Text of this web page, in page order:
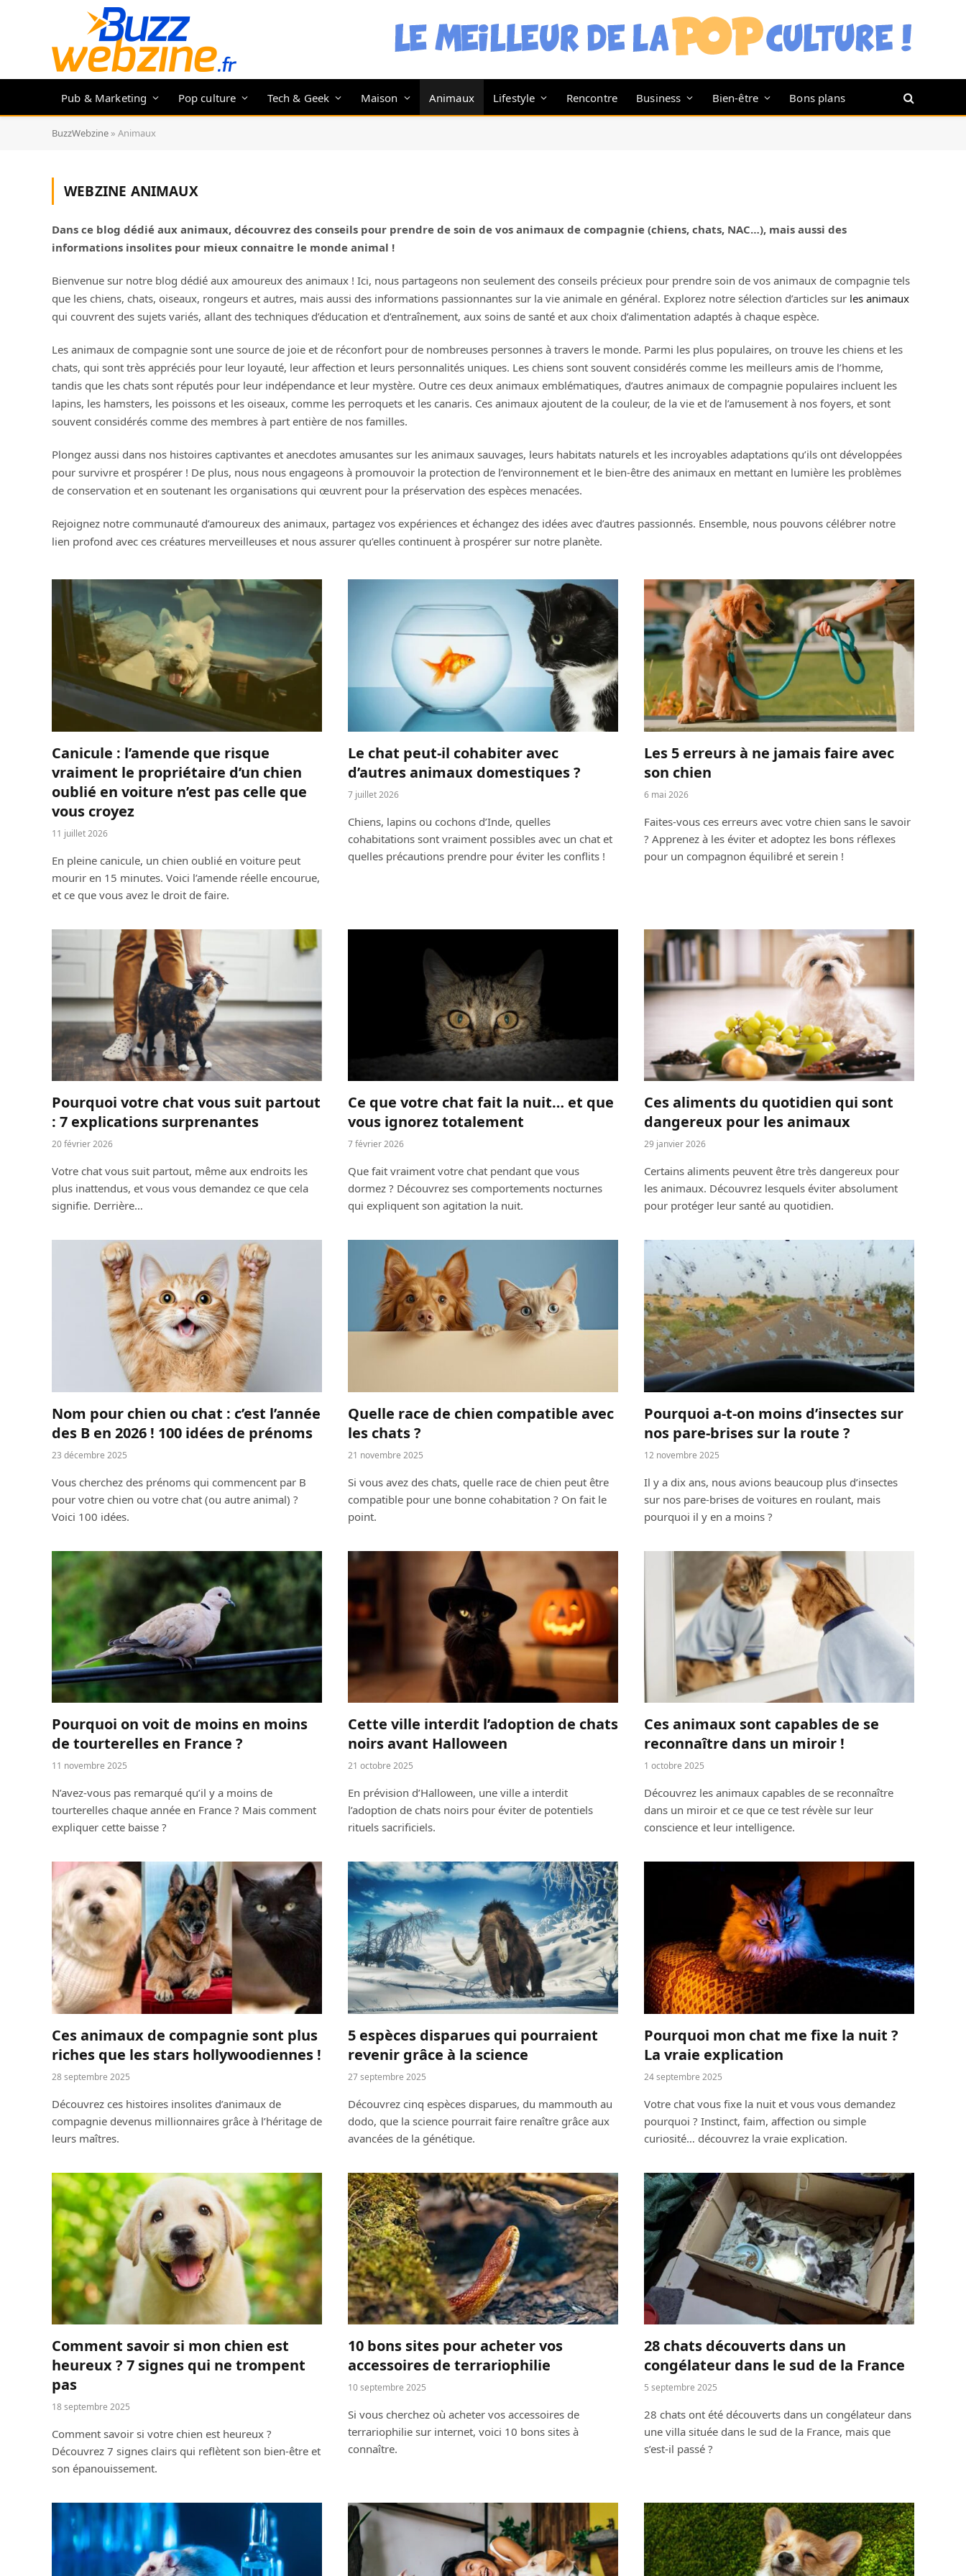
Pub & Marketing Pop culture Tech & Geek Maison Animaux Lifestyle Rencontre Business Bien-être Bons plans
BuzzWebzine » Animaux
WEBZINE ANIMAUX
Dans ce blog dédié aux animaux, découvrez des conseils pour prendre de soin de vos animaux de compagnie (chiens, chats, NAC…), mais aussi des
informations insolites pour mieux connaitre le monde animal !
Bienvenue sur notre blog dédié aux amoureux des animaux ! Ici, nous partageons non seulement des conseils précieux pour prendre soin de vos animaux de compagnie tels
que les chiens, chats, oiseaux, rongeurs et autres, mais aussi des informations passionnantes sur la vie animale en général. Explorez notre sélection d’articles sur les animaux
qui couvrent des sujets variés, allant des techniques d’éducation et d’entraînement, aux soins de santé et aux choix d’alimentation adaptés à chaque espèce.
Les animaux de compagnie sont une source de joie et de réconfort pour de nombreuses personnes à travers le monde. Parmi les plus populaires, on trouve les chiens et les
chats, qui sont très appréciés pour leur loyauté, leur affection et leurs personnalités uniques. Les chiens sont souvent considérés comme les meilleurs amis de l’homme,
tandis que les chats sont réputés pour leur indépendance et leur mystère. Outre ces deux animaux emblématiques, d’autres animaux de compagnie populaires incluent les
lapins, les hamsters, les poissons et les oiseaux, comme les perroquets et les canaris. Ces animaux ajoutent de la couleur, de la vie et de l’amusement à nos foyers, et sont
souvent considérés comme des membres à part entière de nos familles.
Plongez aussi dans nos histoires captivantes et anecdotes amusantes sur les animaux sauvages, leurs habitats naturels et les incroyables adaptations qu’ils ont développées
pour survivre et prospérer ! De plus, nous nous engageons à promouvoir la protection de l’environnement et le bien-être des animaux en mettant en lumière les problèmes
de conservation et en soutenant les organisations qui œuvrent pour la préservation des espèces menacées.
Rejoignez notre communauté d’amoureux des animaux, partagez vos expériences et échangez des idées avec d’autres passionnés. Ensemble, nous pouvons célébrer notre
lien profond avec ces créatures merveilleuses et nous assurer qu’elles continuent à prospérer sur notre planète.
Canicule : l’amende que risque
vraiment le propriétaire d’un chien
oublié en voiture n’est pas celle que
vous croyez
11 juillet 2026
En pleine canicule, un chien oublié en voiture peut
mourir en 15 minutes. Voici l’amende réelle encourue,
et ce que vous avez le droit de faire.
Le chat peut-il cohabiter avec
d’autres animaux domestiques ?
7 juillet 2026
Chiens, lapins ou cochons d’Inde, quelles
cohabitations sont vraiment possibles avec un chat et
quelles précautions prendre pour éviter les conflits !
Les 5 erreurs à ne jamais faire avec
son chien
6 mai 2026
Faites-vous ces erreurs avec votre chien sans le savoir
? Apprenez à les éviter et adoptez les bons réflexes
pour un compagnon équilibré et serein !
Pourquoi votre chat vous suit partout
: 7 explications surprenantes
20 février 2026
Votre chat vous suit partout, même aux endroits les
plus inattendus, et vous vous demandez ce que cela
signifie. Derrière…
Ce que votre chat fait la nuit… et que
vous ignorez totalement
7 février 2026
Que fait vraiment votre chat pendant que vous
dormez ? Découvrez ses comportements nocturnes
qui expliquent son agitation la nuit.
Ces aliments du quotidien qui sont
dangereux pour les animaux
29 janvier 2026
Certains aliments peuvent être très dangereux pour
les animaux. Découvrez lesquels éviter absolument
pour protéger leur santé au quotidien.
Nom pour chien ou chat : c’est l’année
des B en 2026 ! 100 idées de prénoms
23 décembre 2025
Vous cherchez des prénoms qui commencent par B
pour votre chien ou votre chat (ou autre animal) ?
Voici 100 idées.
Quelle race de chien compatible avec
les chats ?
21 novembre 2025
Si vous avez des chats, quelle race de chien peut être
compatible pour une bonne cohabitation ? On fait le
point.
Pourquoi a-t-on moins d’insectes sur
nos pare-brises sur la route ?
12 novembre 2025
Il y a dix ans, nous avions beaucoup plus d’insectes
sur nos pare-brises de voitures en roulant, mais
pourquoi il y en a moins ?
Pourquoi on voit de moins en moins
de tourterelles en France ?
11 novembre 2025
N’avez-vous pas remarqué qu’il y a moins de
tourterelles chaque année en France ? Mais comment
expliquer cette baisse ?
Cette ville interdit l’adoption de chats
noirs avant Halloween
21 octobre 2025
En prévision d’Halloween, une ville a interdit
l’adoption de chats noirs pour éviter de potentiels
rituels sacrificiels.
Ces animaux sont capables de se
reconnaître dans un miroir !
1 octobre 2025
Découvrez les animaux capables de se reconnaître
dans un miroir et ce que ce test révèle sur leur
conscience et leur intelligence.
Ces animaux de compagnie sont plus
riches que les stars hollywoodiennes !
28 septembre 2025
Découvrez ces histoires insolites d’animaux de
compagnie devenus millionnaires grâce à l’héritage de
leurs maîtres.
5 espèces disparues qui pourraient
revenir grâce à la science
27 septembre 2025
Découvrez cinq espèces disparues, du mammouth au
dodo, que la science pourrait faire renaître grâce aux
avancées de la génétique.
Pourquoi mon chat me fixe la nuit ?
La vraie explication
24 septembre 2025
Votre chat vous fixe la nuit et vous vous demandez
pourquoi ? Instinct, faim, affection ou simple
curiosité… découvrez la vraie explication.
Comment savoir si mon chien est
heureux ? 7 signes qui ne trompent
pas
18 septembre 2025
Comment savoir si votre chien est heureux ?
Découvrez 7 signes clairs qui reflètent son bien-être et
son épanouissement.
10 bons sites pour acheter vos
accessoires de terrariophilie
10 septembre 2025
Si vous cherchez où acheter vos accessoires de
terrariophilie sur internet, voici 10 bons sites à
connaître.
28 chats découverts dans un
congélateur dans le sud de la France
5 septembre 2025
28 chats ont été découverts dans un congélateur dans
une villa située dans le sud de la France, mais que
s’est-il passé ?